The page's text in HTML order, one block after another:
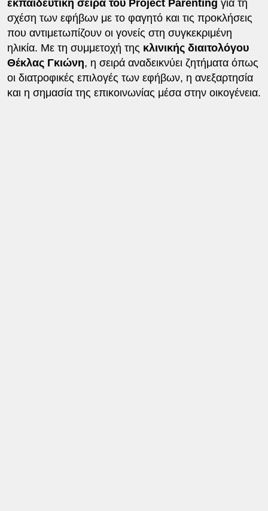
εκπαιδευτική σειρά του Project Parenting για τη
σχέση των εφήβων με το φαγητό και τις προκλήσεις
που αντιμετωπίζουν οι γονείς στη συγκεκριμένη
ηλικία. Με τη συμμετοχή της κλινικής διαιτολόγου
Θέκλας Γκιώνη, η σειρά αναδεικνύει ζητήματα όπως
οι διατροφικές επιλογές των εφήβων, η ανεξαρτησία
και η σημασία της επικοινωνίας μέσα στην οικογένεια.